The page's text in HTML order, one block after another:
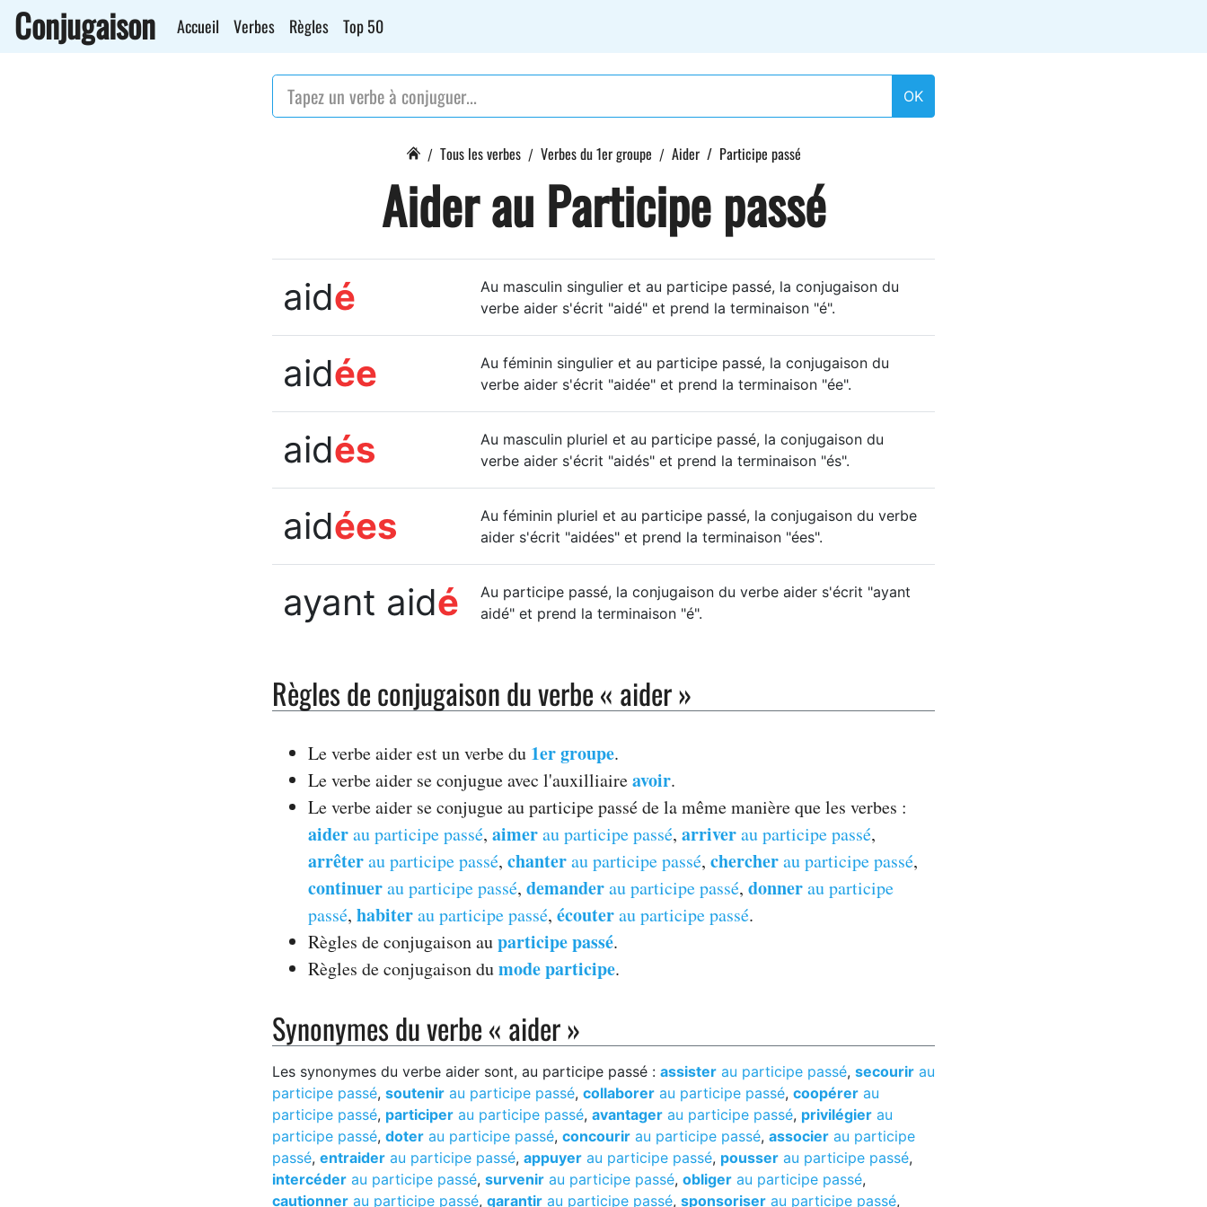
Conjugaison Accueil Verbes Règles Top 50
OK
Tous les verbes Verbes du 1er groupe Aider Participe passé
Aider au Participe passé
aidé
Au masculin singulier et au participe passé, la conjugaison du
verbe aider s'écrit "aidé" et prend la terminaison "é".
aidée
Au féminin singulier et au participe passé, la conjugaison du
verbe aider s'écrit "aidée" et prend la terminaison "ée".
aidés
Au masculin pluriel et au participe passé, la conjugaison du
verbe aider s'écrit "aidés" et prend la terminaison "és".
aidées
Au féminin pluriel et au participe passé, la conjugaison du verbe
aider s'écrit "aidées" et prend la terminaison "ées".
ayant aidé
Au participe passé, la conjugaison du verbe aider s'écrit "ayant
aidé" et prend la terminaison "é".
Règles de conjugaison du verbe « aider »
Le verbe aider est un verbe du 1er groupe.
Le verbe aider se conjugue avec l'auxilliaireavoir.
Le verbe aider se conjugue au participe passé de la même manière que les verbes :
aiderau participe passé, aimerau participe passé, arriverau participe passé,
arrêterau participe passé, chanterau participe passé, chercherau participe passé,
continuerau participe passé, demanderau participe passé, donnerau participe
passé, habiterau participe passé, écouterau participe passé.
Règles de conjugaison auparticipe passé.
Règles de conjugaison dumode participe.
Synonymes du verbe « aider »
Les synonymes du verbe aider sont, au participe passé : assister au participe passé, secourir au
participe passé, soutenir au participe passé, collaborer au participe passé, coopérer au
participe passé, participer au participe passé, avantager au participe passé, privilégier au
participe passé, doter au participe passé, concourir au participe passé, associer au participe
passé, entraider au participe passé, appuyer au participe passé, pousser au participe passé,
intercéder au participe passé, survenir au participe passé, obliger au participe passé,
cautionner au participe passé, garantir au participe passé, sponsoriser au participe passé,